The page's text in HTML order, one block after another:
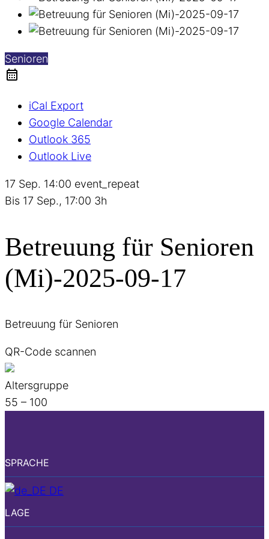
Senioren
iCal Export
Google Calendar
Outlook 365
Outlook Live
17 Sep. 14:00 event_repeat
Bis 17 Sep., 17:00 3h
Betreuung für Senioren
(Mi)-2025-09-17
Betreuung für Senioren
QR-Code scannen
Altersgruppe
55 – 100
SPRACHE
DE
LAGE